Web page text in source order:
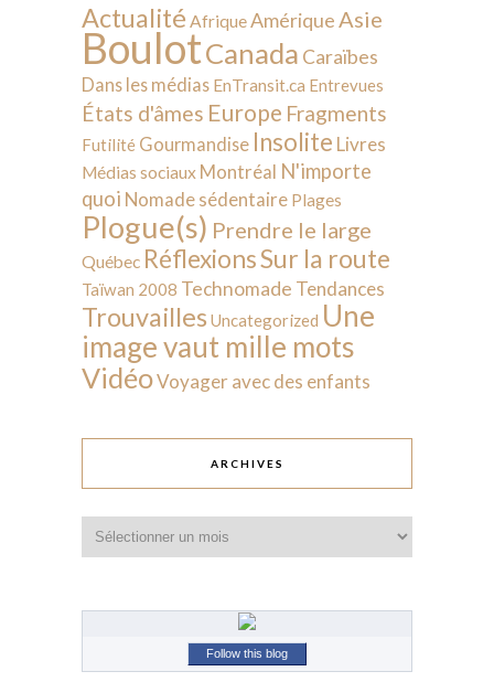
Actualité AfriqueAmérique Asie
BoulotCanada Caraïbes
Dans les médias EnTransit.ca Entrevues
États d'âmes Europe Fragments
Futilité Gourmandise Insolite Livres
Médias sociaux Montréal N'importe
quoi Nomade sédentaire Plages
Plogue(s) Prendre le large
Québec RéflexionsSur la route
Taïwan 2008 Technomade Tendances
Trouvailles Uncategorized Une
image vaut mille mots
VidéoVoyager avec des enfants
ARCHIVES
Follow this blog